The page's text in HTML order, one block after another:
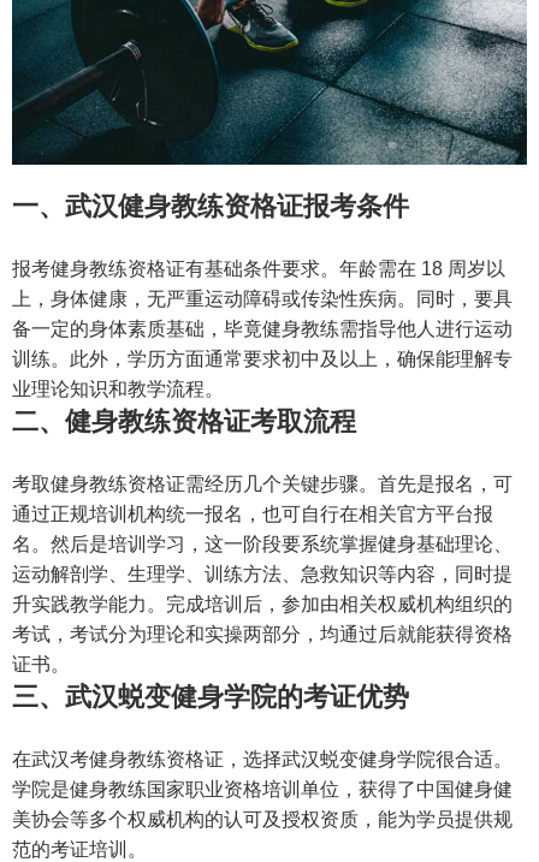
一、武汉健身教练资格证报考条件
报考健身教练资格证有基础条件要求。年龄需在 18 周岁以
上，身体健康，无严重运动障碍或传染性疾病。同时，要具
备一定的身体素质基础，毕竟健身教练需指导他人进行运动
训练。此外，学历方面通常要求初中及以上，确保能理解专
业理论知识和教学流程。
二、健身教练资格证考取流程
考取健身教练资格证需经历几个关键步骤。首先是报名，可
通过正规培训机构统一报名，也可自行在相关官方平台报
名。然后是培训学习，这一阶段要系统掌握健身基础理论、
运动解剖学、生理学、训练方法、急救知识等内容，同时提
升实践教学能力。完成培训后，参加由相关权威机构组织的
考试，考试分为理论和实操两部分，均通过后就能获得资格
证书。
三、武汉蜕变健身学院的考证优势
在武汉考健身教练资格证，选择武汉蜕变健身学院很合适。
学院是健身教练国家职业资格培训单位，获得了中国健身健
美协会等多个权威机构的认可及授权资质，能为学员提供规
范的考证培训。